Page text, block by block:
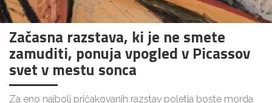
Začasna razstava, ki je ne smete
zamuditi, ponuja vpogled v Picassov
svet v mestu sonca
Za eno najbolj pričakovanih razstav poletja boste morda